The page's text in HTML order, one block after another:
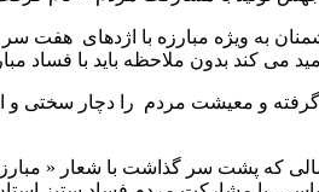
به ویژه مبارزه با اژدهای هفت
و معیشت مردم را دچار سختی
که پشت سر گذاشت با شعار «